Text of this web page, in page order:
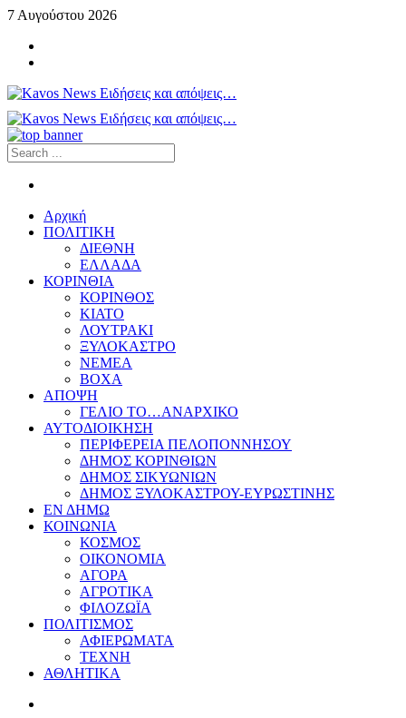
7 Αυγούστου 2026
Αρχική
ΠΟΛΙΤΙΚΗ
ΔΙΕΘΝΗ
ΕΛΛΑΔΑ
ΚΟΡΙΝΘΙΑ
ΚΟΡΙΝΘΟΣ
ΚΙΑΤΟ
ΛΟΥΤΡΑΚΙ
ΞΥΛΟΚΑΣΤΡΟ
ΝΕΜΕΑ
ΒΟΧΑ
ΑΠΟΨΗ
ΓΕΛΙΟ ΤΟ…ΑΝΑΡΧΙΚΟ
ΑΥΤΟΔΙΟΙΚΗΣΗ
ΠΕΡΙΦΕΡΕΙΑ ΠΕΛΟΠΟΝΝΗΣΟΥ
ΔΗΜΟΣ ΚΟΡΙΝΘΙΩΝ
ΔΗΜΟΣ ΣΙΚΥΩΝΙΩΝ
ΔΗΜΟΣ ΞΥΛΟΚΑΣΤΡΟΥ-ΕΥΡΩΣΤΙΝΗΣ
ΕΝ ΔΗΜΩ
ΚΟΙΝΩΝΙΑ
ΚΟΣΜΟΣ
ΟΙΚΟΝΟΜΙΑ
ΑΓΟΡΑ
ΑΓΡΟΤΙΚΑ
ΦΙΛΟΖΩΪΑ
ΠΟΛΙΤΙΣΜΟΣ
ΑΦΙΕΡΩΜΑΤΑ
ΤΕΧΝΗ
ΑΘΛΗΤΙΚΑ